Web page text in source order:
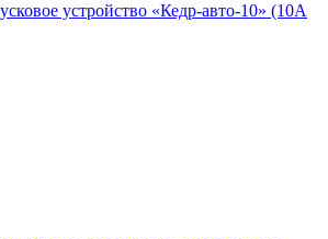
устройство «Кедр-авто-10» (10A